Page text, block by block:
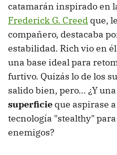
catamarán inspirado en
Frederick G. Creed que,
compañero, destacaba
estabilidad. Rich vio en
una base ideal para
furtivo. Quizás lo de los
salido bien, pero... ¿Y una
superficie que aspirase
tecnología "stealthy"
enemigos?